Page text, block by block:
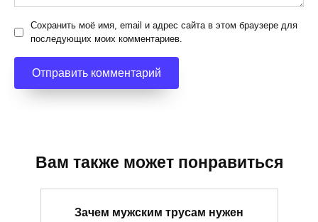
Сохранить моё имя, email и адрес сайта в этом браузере для
последующих моих комментариев.
Вам также может понравиться
Зачем мужским трусам нужен